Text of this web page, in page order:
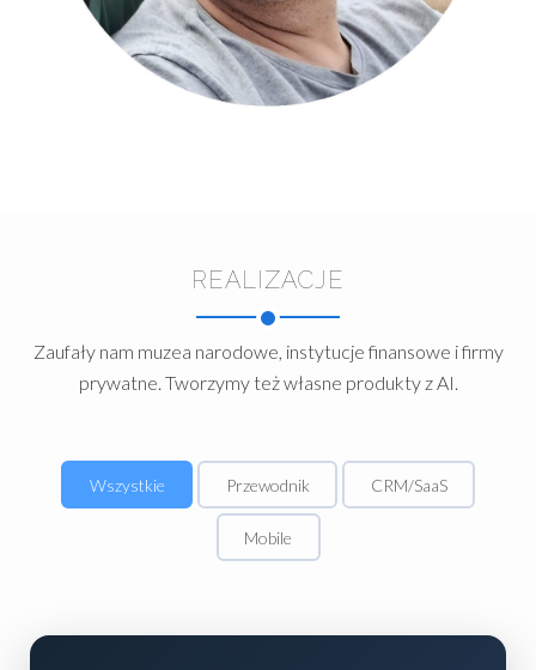
REALIZACJE
Zaufały nam muzea narodowe, instytucje finansowe i firmy
prywatne. Tworzymy też własne produkty z AI.
Wszystkie Przewodnik CRM/SaaS
Mobile